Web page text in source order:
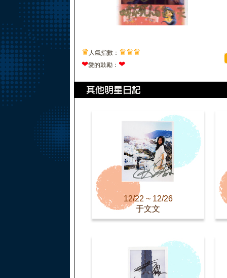
♛ 人氣指數： ♛♛♛
❤愛的鼓勵： ❤
12/22 ~ 12/26
于文文